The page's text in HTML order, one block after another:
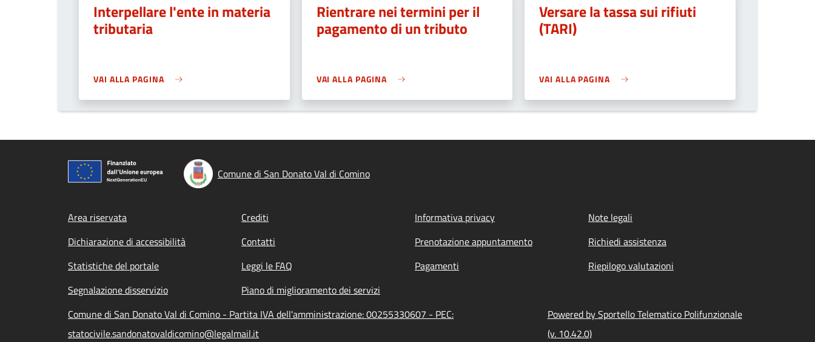
Interpellare l'ente in materia
tributaria
VAI ALLA PAGINA
Rientrare nei termini per il
pagamento di un tributo
VAI ALLA PAGINA
Versare la tassa sui rifiuti
(TARI)
VAI ALLA PAGINA
Comune di San Donato Val di Comino
Footer menu
Area riservata Crediti Informativa privacy
Note legali
Dichiarazione di accessibilità
Contatti Prenotazione appuntamento
Richiedi assistenza
Statistiche del portale
Leggi le FAQ Pagamenti
Riepilogo valutazioni
Segnalazione disservizio
Piano di miglioramento dei servizi
Comune di San Donato Val di Comino - Partita IVA dell'amministrazione: 00255330607 - PEC:
statocivile.sandonatovaldicomino@legalmail.it
Powered by Sportello Telematico Polifunzionale
(v. 10.42.0)